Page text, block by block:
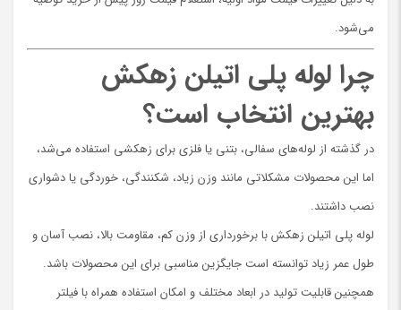
می‌شود.
چرا لوله پلی اتیلن زهکش
بهترین انتخاب است؟
در گذشته از لوله‌های سفالی، بتنی یا فلزی برای زهکشی استفاده می‌شد،
اما این محصولات مشکلاتی مانند وزن زیاد، شکنندگی، خوردگی یا دشواری
نصب داشتند.
لوله پلی اتیلن زهکش با برخورداری از وزن کم، مقاومت بالا، نصب آسان و
طول عمر زیاد توانسته است جایگزین مناسبی برای این محصولات باشد.
همچنین قابلیت تولید در ابعاد مختلف و امکان استفاده همراه با فیلتر